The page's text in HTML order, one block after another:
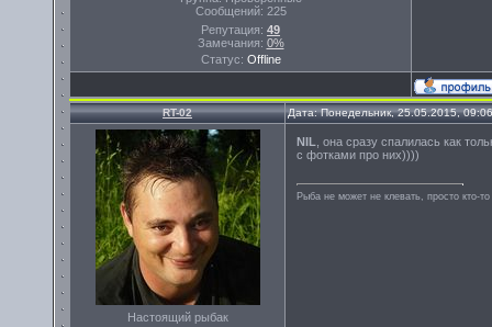
Сообщений: 225
Репутация: 49
Замечания: 0%
Статус: Offline
RT-02 Дата: Понедельник, 25.05.2015,
Настоящий рыбак
NIL , она сразу спалилась как
с фотками про них))))
Рыба не может не клевать, просто кто-